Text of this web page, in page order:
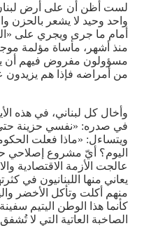
لست أظن أن على أرض لبنان
واحد وحيد لا يشعر بالحزن
أمام ما جرى ويجري على
منذ أشهر، مأساة مؤلمة
مسؤولون مفروض فيهم أن
من أمراضه فإذا هم يزيدون
وأخال كل لبناني، في هذه
في صدره: «نفسي حزينة
ويتساءل: «ماذا فعلت
اليوم؟ أيّ مشروع إصلاحي
عالجت الأزمة الاقتصادية
يعاني منها اللبنانيون في
منهم أكلت وتأكل الأخضر
كأنما هذا الوطن اليتيم
الصاخبة العاتية التي لا